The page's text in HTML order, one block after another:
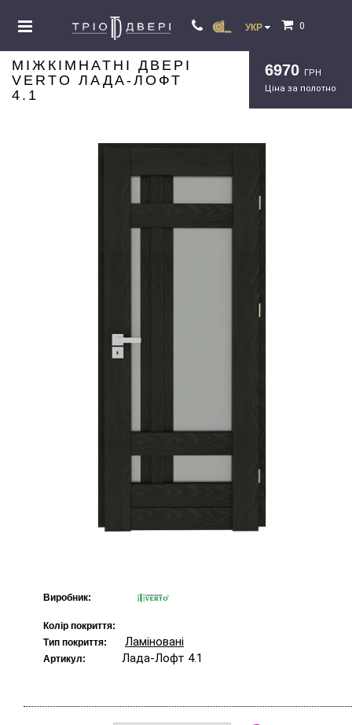
УКР 0
МІЖКІМНАТНІ ДВЕРІ
VERTO ЛАДА-ЛОФТ
4.1
6970 ГРН
Ціна за полотно
Виробник:
Колір покриття:
Тип покриття:
Ламіновані
Артикул: Лада-Лофт 4.1